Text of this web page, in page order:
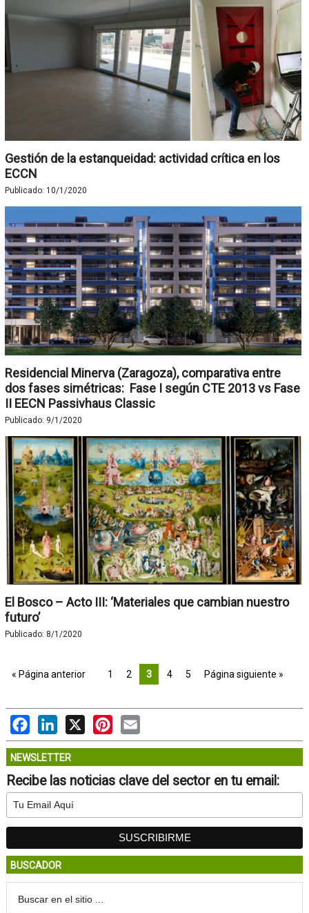
Gestión de la estanqueidad: actividad crítica en los
ECCN
Publicado: 10/1/2020
Residencial Minerva (Zaragoza), comparativa entre
dos fases simétricas: Fase I según CTE 2013 vs Fase
II EECN Passivhaus Classic
Publicado: 9/1/2020
El Bosco – Acto III: ‘Materiales que cambian nuestro
futuro’
Publicado: 8/1/2020
« Página anterior 1 2 3 4 5 Página siguiente »
FacebookLinkedIn
X PinterestEmail
NEWSLETTER
Recibe las noticias clave del sector en tu email:
BUSCADOR